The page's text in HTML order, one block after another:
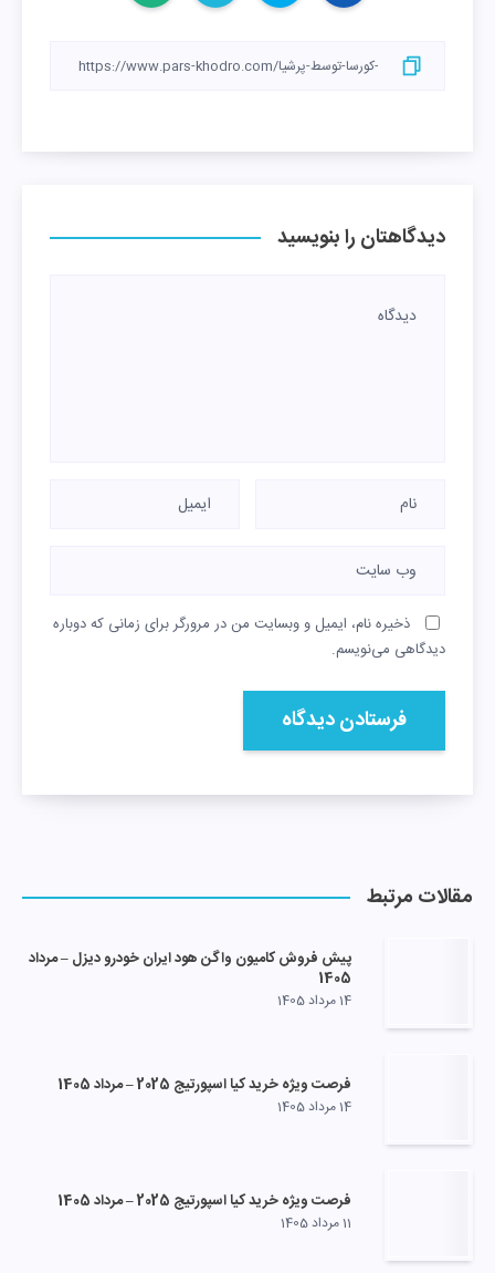
دیدگاهتان را بنویسید
ذخیره نام، ایمیل و وبسایت من در مرورگر برای زمانی که دوباره
دیدگاهی می‌نویسم.
مقالات مرتبط
پیش فروش کامیون واگن هود ایران خودرو دیزل – مرداد
1405
14 مرداد 1405
فرصت ویژه خرید کیا اسپورتیج 2025 – مرداد 1405
14 مرداد 1405
فرصت ویژه خرید کیا اسپورتیج 2025 – مرداد 1405
11 مرداد 1405